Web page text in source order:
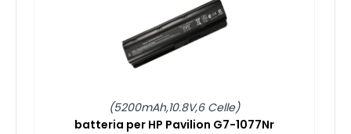
(5200mAh,10.8V,6 Celle)
batteria per HP Pavilion G7-1077Nr